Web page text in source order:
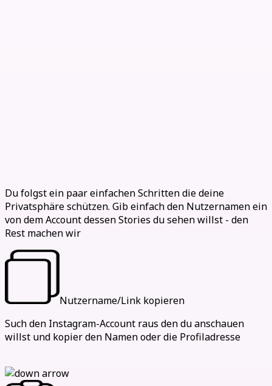
Du folgst ein paar einfachen Schritten die deine
Privatsphäre schützen. Gib einfach den Nutzernamen ein
von dem Account dessen Stories du sehen willst - den
Rest machen wir
Nutzername/Link kopieren
Such den Instagram-Account raus den du anschauen
willst und kopier den Namen oder die Profiladresse